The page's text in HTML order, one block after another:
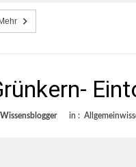
Mehr
Wissensblogger in :